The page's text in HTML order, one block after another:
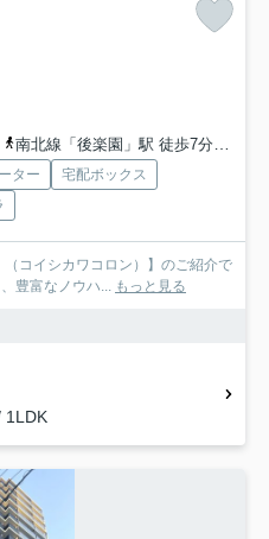
南北線「後楽園」駅 徒歩7分
ター
宅配ボックス
コイシカワコロン）】のご紹介で
豊富なノウハ... もっと見る
1LDK